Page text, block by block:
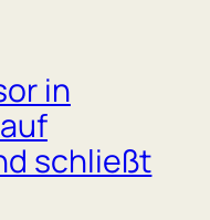
in
schließt